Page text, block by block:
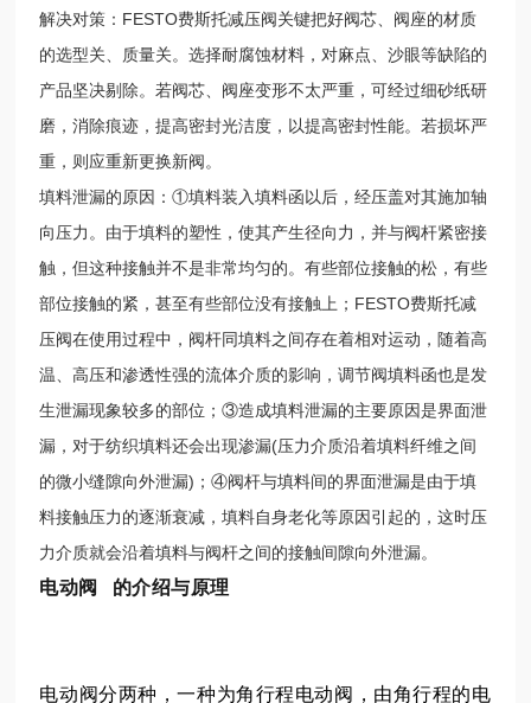
解决对策：FESTO费斯托减压阀关键把好阀芯、阀座的材质
的选型关、质量关。选择耐腐蚀材料，对麻点、沙眼等缺陷的
产品坚决剔除。若阀芯、阀座变形不太严重，可经过细砂纸研
磨，消除痕迹，提高密封光洁度，以提高密封性能。若损坏严
重，则应重新更换新阀。
填料泄漏的原因：①填料装入填料函以后，经压盖对其施加轴
向压力。由于填料的塑性，使其产生径向力，并与阀杆紧密接
触，但这种接触并不是非常均匀的。有些部位接触的松，有些
部位接触的紧，甚至有些部位没有接触上；FESTO费斯托减
压阀在使用过程中，阀杆同填料之间存在着相对运动，随着高
温、高压和渗透性强的流体介质的影响，调节阀填料函也是发
生泄漏现象较多的部位；③造成填料泄漏的主要原因是界面泄
漏，对于纺织填料还会出现渗漏(压力介质沿着填料纤维之间
的微小缝隙向外泄漏)；④阀杆与填料间的界面泄漏是由于填
料接触压力的逐渐衰减，填料自身老化等原因引起的，这时压
力介质就会沿着填料与阀杆之间的接触间隙向外泄漏。
电动阀 的介绍与原理
电动阀分两种，一种为角行程电动阀，由角行程的电